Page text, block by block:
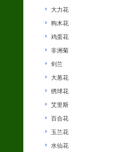
大力花
狗木花
鸡蛋花
非洲菊
剑兰
大葱花
绣球花
艾里斯
百合花
玉兰花
水仙花